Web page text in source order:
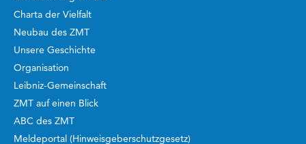
Charta der Vielfalt
Neubau des ZMT
Unsere Geschichte
Organisation
Leibniz-Gemeinschaft
ZMT auf einen Blick
ABC des ZMT
Meldeportal (Hinweisgeberschutzgesetz)